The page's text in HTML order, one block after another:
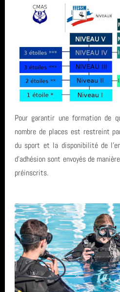
Sortie
SN1
centre de
année 2010
année
année
année
total
Pour garantir une formation de
nombre de places est restreint
du sport et la disponibilité de
d'adhésion sont envoyés de
préinscrits.